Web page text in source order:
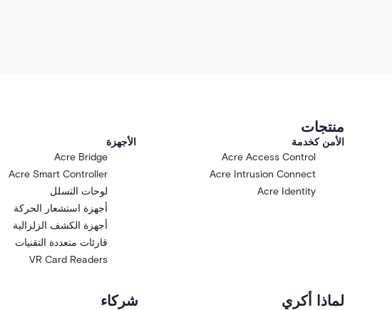
منتجات
الأمن كخدمة
Acre Access Control
Acre Intrusion Connect
Acre Identity
الأجهزة
Acre Bridge
Acre Smart Controller
لوحات التسلل
أجهزة استشعار الحركة
أجهزة الكشف الزلزالية
قارئات متعددة التقنيات
VR Card Readers
لماذا أكري شركاء